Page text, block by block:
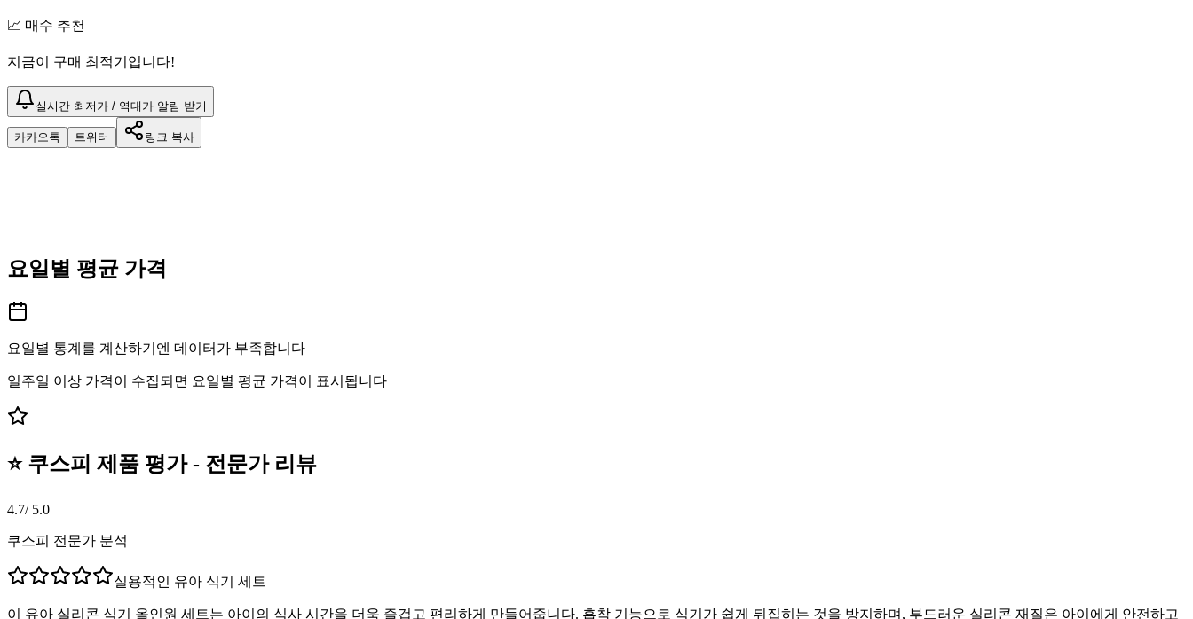
📈 매수 추천
지금이 구매 최적기입니다!
실시간 최저가 / 역대가 알림 받기
카카오톡 트위터 링크 복사
요일별 평균 가격
요일별 통계를 계산하기엔 데이터가 부족합니다
일주일 이상 가격이 수집되면 요일별 평균 가격이 표시됩니다
⭐ 쿠스피 제품 평가 - 전문가 리뷰
4.7/ 5.0
쿠스피 전문가 분석
실용적인 유아 식기 세트
이 유아 실리콘 식기 올인원 세트는 아이의 식사 시간을 더욱 즐겁고 편리하게 만들어줍니다. 흡착 기능으로 식기가 쉽게 뒤집히는 것을 방지하며, 부드러운 실리콘 재질은 아이에게 안전하고